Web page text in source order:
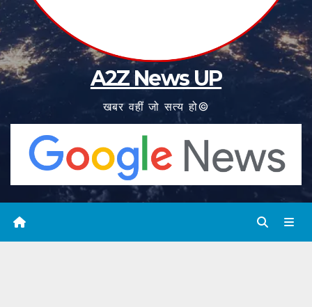
A2Z News UP
खबर वहीं जो सत्य हो©